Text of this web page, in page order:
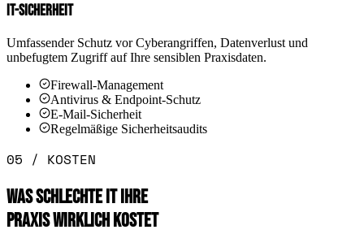
IT-Sicherheit
Umfassender Schutz vor Cyberangriffen, Datenverlust und
unbefugtem Zugriff auf Ihre sensiblen Praxisdaten.
Firewall-Management
Antivirus & Endpoint-Schutz
E-Mail-Sicherheit
Regelmäßige Sicherheitsaudits
05 / KOSTEN
WAS SCHLECHTE IT IHRE
PRAXIS WIRKLICH KOSTET